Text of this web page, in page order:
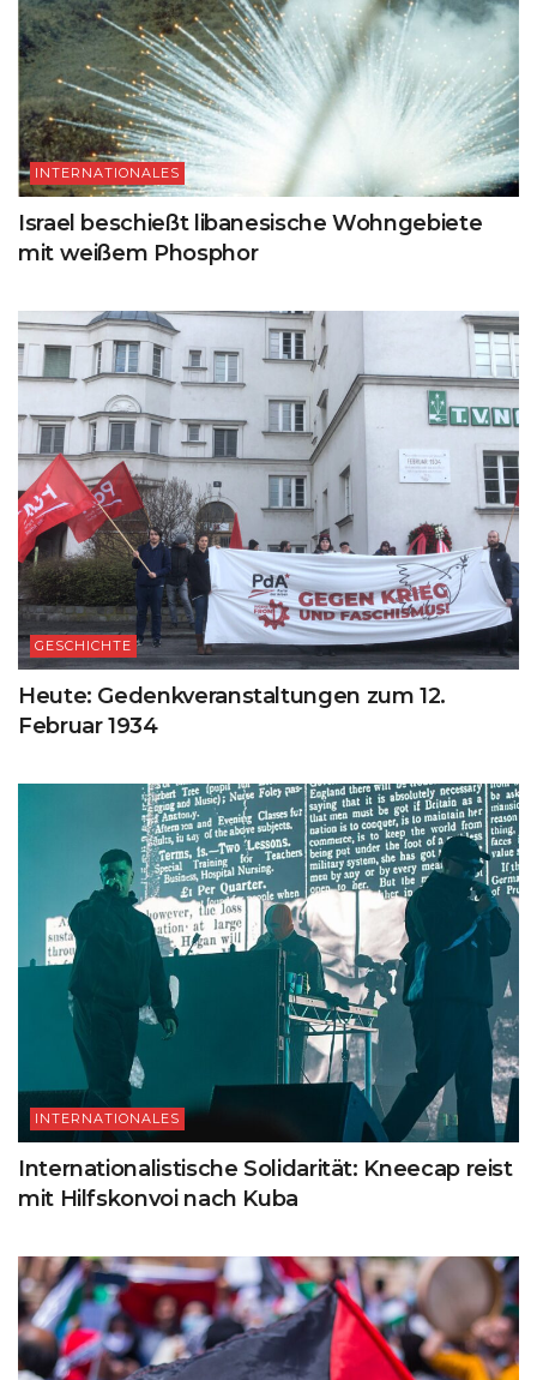
INTERNATIONALES
Israel beschießt libanesische Wohngebiete
mit weißem Phosphor
GESCHICHTE
Heute: Gedenkveranstaltungen zum 12.
Februar 1934
INTERNATIONALES
Internationalistische Solidarität: Kneecap reist
mit Hilfskonvoi nach Kuba